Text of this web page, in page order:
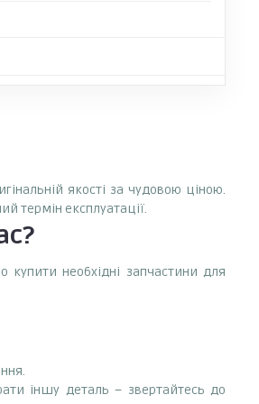
якості за чудовою ціною.
термін експлуатації.
необхідні запчастини для
іншу деталь – звертайтесь до